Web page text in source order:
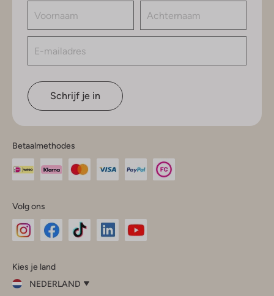
Schrijf je in
Betaalmethodes
Volg ons
InstagramFacebook
Kies je land
NEDERLAND